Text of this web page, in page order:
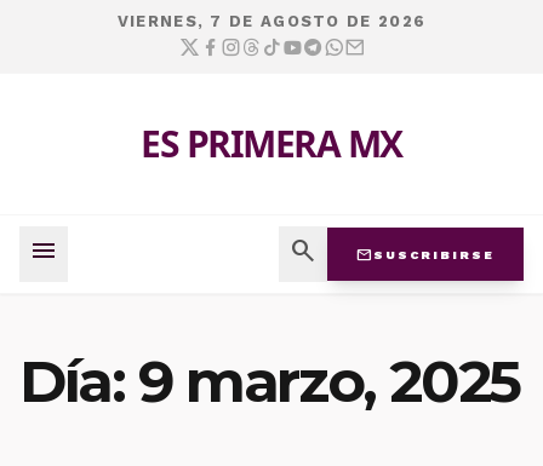
VIERNES, 7 DE AGOSTO DE 2026
ES PRIMERA MX
menu search mail SUSCRIBIRSE
Día: 9 marzo, 2025